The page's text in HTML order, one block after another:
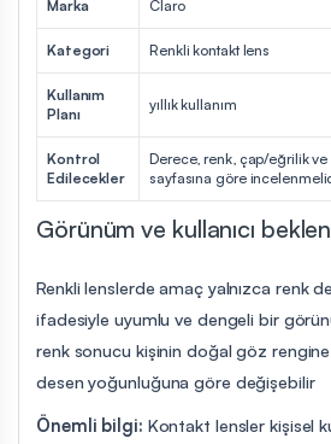
Marka Claro
Kategori Renkli kontakt lens
Kullanım
Planı
yıllık kullanım
Kontrol
Edilecekler
Derece, renk, çap/eğrilik
sayfasına göre
Görünüm ve kullanıcı
Renkli lenslerde amaç yalnızca renk
ifadesiyle uyumlu ve dengeli bir
renk sonucu kişinin doğal göz rengine,
desen yoğunluğuna göre değişebilir
Önemli bilgi: Kontakt lensler kişisel